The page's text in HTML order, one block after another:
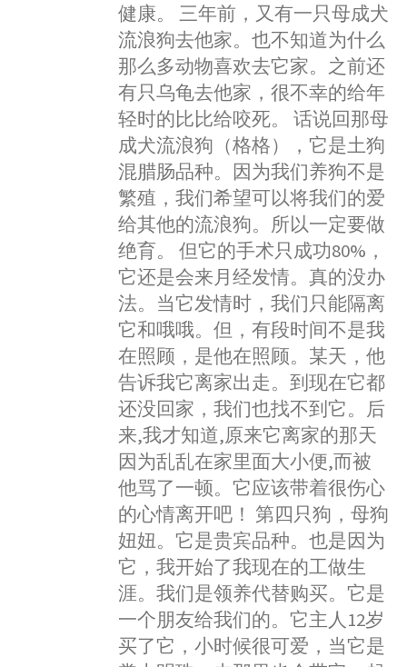
健康。 三年前，又有一只母成犬
流浪狗去他家。也不知道为什么
那么多动物喜欢去它家。之前还
有只乌龟去他家，很不幸的给年
轻时的比比给咬死。 话说回那母
成犬流浪狗（格格），它是土狗
混腊肠品种。因为我们养狗不是
繁殖，我们希望可以将我们的爱
给其他的流浪狗。所以一定要做
绝育。 但它的手术只成功80%，
它还是会来月经发情。真的没办
法。当它发情时，我们只能隔离
它和哦哦。但，有段时间不是我
在照顾，是他在照顾。某天，他
告诉我它离家出走。到现在它都
还没回家，我们也找不到它。后
来,我才知道,原来它离家的那天
因为乱乱在家里面大小便,而被
他骂了一顿。它应该带着很伤心
的心情离开吧！ 第四只狗，母狗
妞妞。它是贵宾品种。也是因为
它，我开始了我现在的工做生
涯。我们是领养代替购买。它是
一个朋友给我们的。它主人12岁
买了它，小时候很可爱，当它是